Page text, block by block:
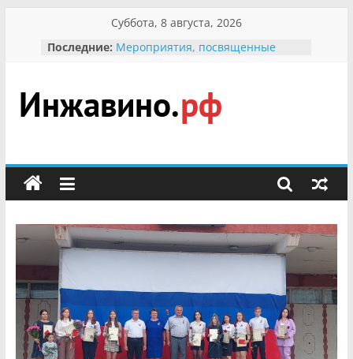
содержимому
Суббота, 8 августа, 2026
Последние: Мероприятия, посвященные
гражданин Инжавинского округа»
участнице Великой
Отечественной, фронтовичке
Безопасность в сети Интернет
мероприятии «Сохраним
первоцветы!»
В вольере Воронинского
заповедника родились крапчатые
Инжавино.рф
сельский
портал